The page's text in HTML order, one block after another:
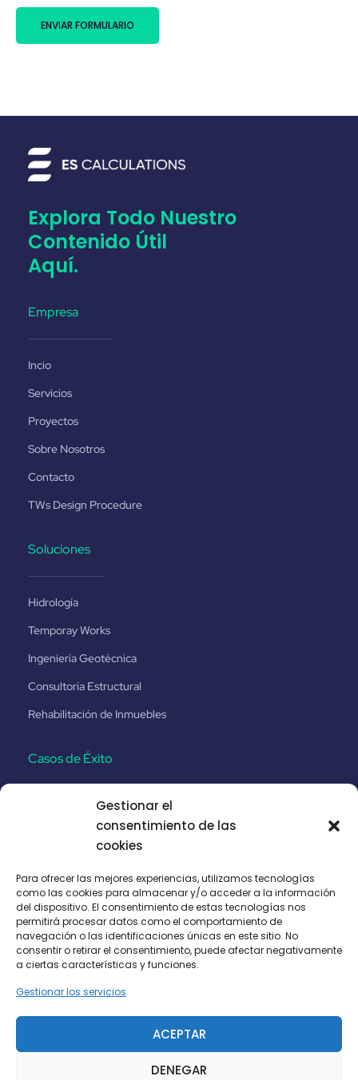
Gestionar el
consentimiento de las
cookies
Para ofrecer las mejores experiencias, utilizamos tecnologías
como las cookies para almacenar y/o acceder a la información
del dispositivo. El consentimiento de estas tecnologías nos
permitirá procesar datos como el comportamiento de
navegación o las identificaciones únicas en este sitio. No
consentir o retirar el consentimiento, puede afectar negativamente
a ciertas características y funciones.
Gestionar los servicios
ACEPTAR
DENEGAR
ENVIAR FORMULARIO
Explora Todo Nuestro
Contenido Útil
Aquí.
Empresa
Incio
Servicios
Proyectos
Sobre Nosotros
Contacto
TWs Design Procedure
Soluciones
Hidrología
Temporay Works
Ingeniería Geotécnica
Consultoría Estructural
Rehabilitación de Inmuebles
Casos de Éxito
Santa Catalina No.8
Proyecto Ferroviario Etihad-Fase 2
Ferrocarril Malolos–Clark CP N-04
Legal
Aviso Legal
Política de Cookies
Política de Privacidad